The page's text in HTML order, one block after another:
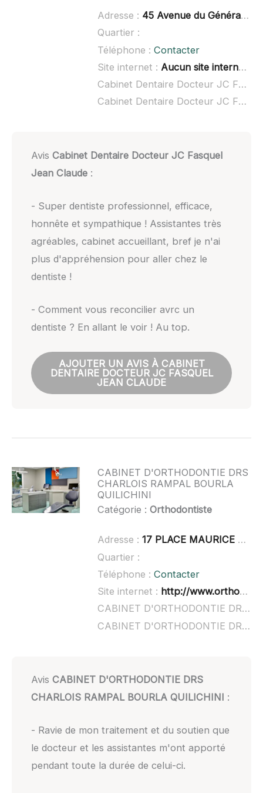
Adresse : 45 Avenue du Général Leclerc, 84300 Cavaillon
Quartier :
Téléphone : Contacter
Site internet : Aucun site internet connu
Cabinet Dentaire Docteur JC Fasquel Jean Claude à domicile :
Cabinet Dentaire Docteur JC Fasquel Jean Claude ouvert dimanche :
Avis Cabinet Dentaire Docteur JC Fasquel
Jean Claude:
- Super dentiste professionnel, efficace,
honnête et sympathique ! Assistantes très
agréables, cabinet accueillant, bref je n'ai
plus d'appréhension pour aller chez le
dentiste !
- Comment vous reconcilier avrc un
dentiste ? En allant le voir ! Au top.
AJOUTER UN AVIS À CABINET
DENTAIRE DOCTEUR JC FASQUEL
JEAN CLAUDE
CABINET D'ORTHODONTIE DRS
CHARLOIS RAMPAL BOURLA
QUILICHINI
Catégorie : Orthodontiste
Adresse : 17 PLACE MAURICE BOUCHET, Cours Bournissac, 84300 Cavaillon
Quartier :
Téléphone : Contacter
Site internet : http://www.orthodontie-charlois-rampal-bourla-quilichini.chirurgiens-dentistes.fr/
CABINET D'ORTHODONTIE DRS CHARLOIS RAMPAL BOURLA QUILICHINI à domicile :
CABINET D'ORTHODONTIE DRS CHARLOIS RAMPAL BOURLA QUILICHINI ouvert dimanche :
Avis CABINET D'ORTHODONTIE DRS
CHARLOIS RAMPAL BOURLA QUILICHINI :
- Ravie de mon traitement et du soutien que
le docteur et les assistantes m'ont apporté
pendant toute la durée de celui-ci.